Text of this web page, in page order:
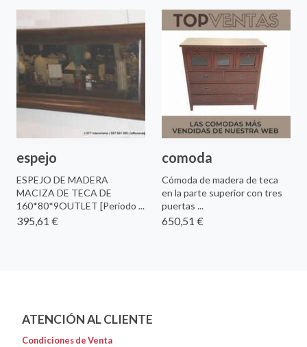
espejo
ESPEJO DE MADERA
MACIZA DE TECA DE
160*80*9OUTLET [Periodo ...
395,61 €
comoda
Cómoda de madera de teca
en la parte superior con tres
puertas ...
650,51 €
ATENCIÓN AL CLIENTE
Condiciones de Venta